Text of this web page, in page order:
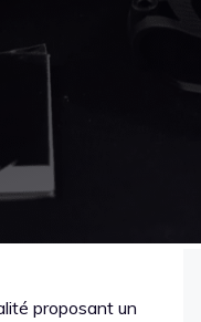
proposant un